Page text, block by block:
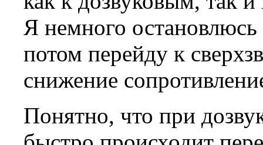
Я немного остановлюсь
потом перейду к
снижение
Понятно, что при